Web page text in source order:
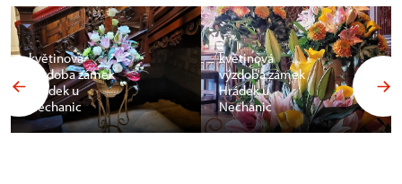
květinová
výzdoba zámek
Hrádek u
Nechanic
květinová
výzdoba zámek
Hrádek u
Nechanic